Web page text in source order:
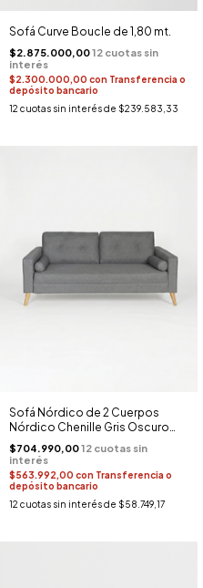
Sofá Curve Boucle de 1,80 mt.
$2.875.000,00
$2.300.000,00 con Transferencia o
depósito bancario
12 cuotas sin interés de $239.583,33
Sofá Nórdico de 2 Cuerpos
Nórdico Chenille Gris Oscuro
(Base Madera)
$704.990,00
$563.992,00 con Transferencia o
depósito bancario
12 cuotas sin interés de $58.749,17